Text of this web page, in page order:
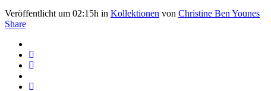
Veröffentlicht um 02:15h in Kollektionen von Christine Ben Younes
Share